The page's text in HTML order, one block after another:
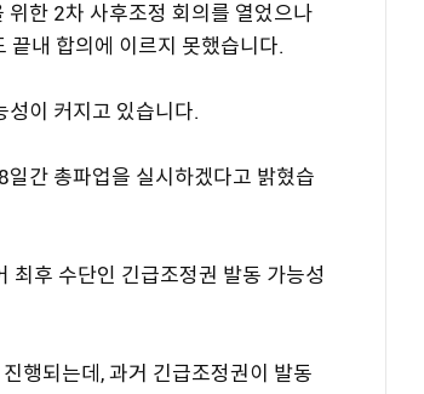
한 2차 사후조정 회의를 열었으나
내 합의에 이르지 못했습니다.
성이 커지고 있습니다.
간 총파업을 실시하겠다고 밝혔습
최후 수단인 긴급조정권 발동 가능성
행되는데, 과거 긴급조정권이 발동